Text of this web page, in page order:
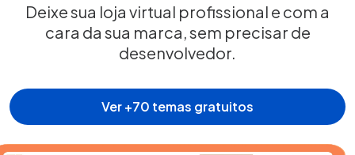
Deixe sua loja virtual profissional e com a
cara da sua marca, sem precisar de
desenvolvedor.
Ver +70 temas gratuitos